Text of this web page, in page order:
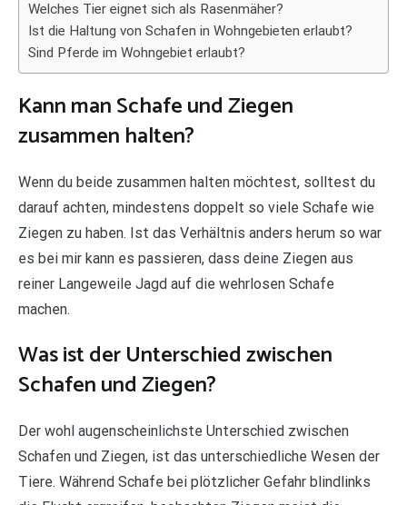
Welches Tier eignet sich als Rasenmäher?
Ist die Haltung von Schafen in Wohngebieten erlaubt?
Sind Pferde im Wohngebiet erlaubt?
Kann man Schafe und Ziegen
zusammen halten?
Wenn du beide zusammen halten möchtest, solltest du
darauf achten, mindestens doppelt so viele Schafe wie
Ziegen zu haben. Ist das Verhältnis anders herum so war
es bei mir kann es passieren, dass deine Ziegen aus
reiner Langeweile Jagd auf die wehrlosen Schafe
machen.
Was ist der Unterschied zwischen
Schafen und Ziegen?
Der wohl augenscheinlichste Unterschied zwischen
Schafen und Ziegen, ist das unterschiedliche Wesen der
Tiere. Während Schafe bei plötzlicher Gefahr blindlinks